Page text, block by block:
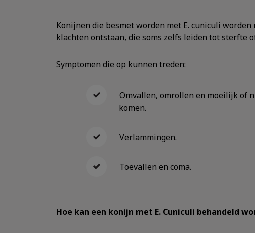
Konijnen die besmet worden met E. cuniculi
klachten ontstaan, die soms zelfs leiden tot sterfte
Symptomen die op kunnen treden:
Omvallen, omrollen en moeilijk of
komen.
Verlammingen.
Toevallen en coma.
Hoe kan een konijn met E. Cuniculi behandeld